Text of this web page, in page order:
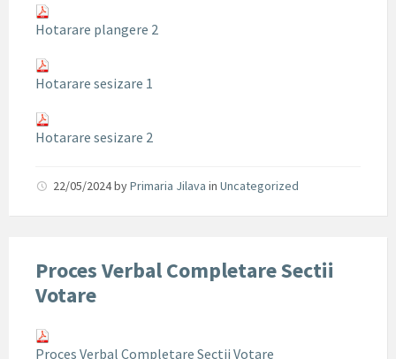
Hotarare plangere 2
Hotarare sesizare 1
Hotarare sesizare 2
22/05/2024byPrimaria Jilava in Uncategorized
Proces Verbal Completare Sectii
Votare
Proces Verbal Completare Sectii Votare